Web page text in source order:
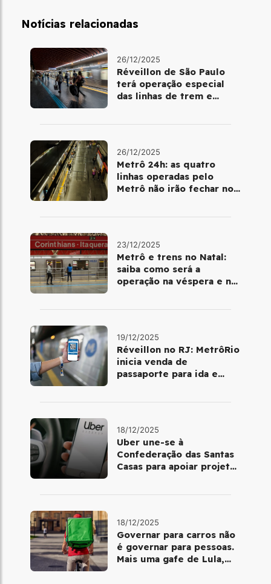
Notícias relacionadas
26/12/2025
Réveillon de São Paulo
terá operação especial
das linhas de trem e
26/12/2025
Metrô 24h: as quatro
linhas operadas pelo
Metrô não irão fechar no
23/12/2025
Metrô e trens no Natal:
saiba como será a
operação na véspera e no
19/12/2025
Réveillon no RJ: MetrôRio
inicia venda de
passaporte para ida e
18/12/2025
Uber une-se à
Confederação das Santas
Casas para apoiar projetos
18/12/2025
Governar para carros não
é governar para pessoas.
Mais uma gafe de Lula,